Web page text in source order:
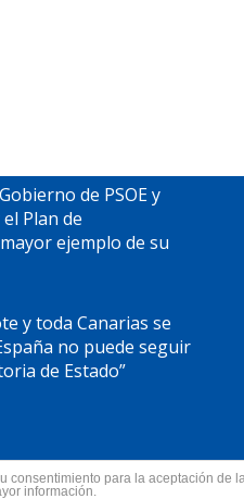
de PSOE y
Plan de
ejemplo de su
y toda Canarias se
no puede seguir
de Estado”
para la aceptación de
información.